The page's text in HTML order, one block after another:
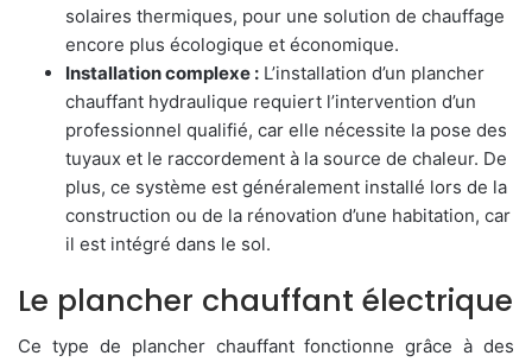
solaires thermiques, pour une solution de chauffage
encore plus écologique et économique.
Installation complexe : L’installation d’un plancher
chauffant hydraulique requiert l’intervention d’un
professionnel qualifié, car elle nécessite la pose des
tuyaux et le raccordement à la source de chaleur. De
plus, ce système est généralement installé lors de la
construction ou de la rénovation d’une habitation, car
il est intégré dans le sol.
Le plancher chauffant électrique
Ce type de plancher chauffant fonctionne grâce à des